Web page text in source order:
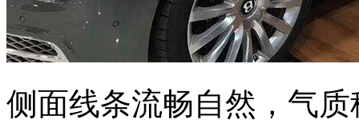
侧面线条流畅自然，气